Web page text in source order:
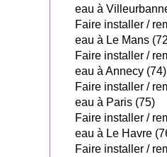
eau à
Faire installer /
eau à Le Mans
Faire installer /
eau à Annecy (74)
Faire installer /
eau à Paris (75)
Faire installer /
eau à Le Havre
Faire installer /